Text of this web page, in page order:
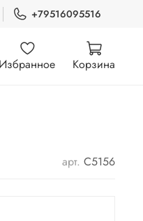
+79516095516
Избранное Корзина
арт. C5156